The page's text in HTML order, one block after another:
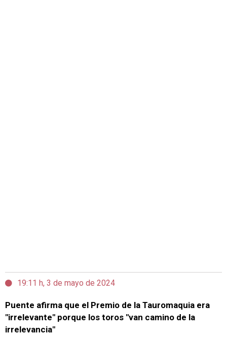
19:11 h, 3 de mayo de 2024
Puente afirma que el Premio de la Tauromaquia era
"irrelevante" porque los toros "van camino de la
irrelevancia"